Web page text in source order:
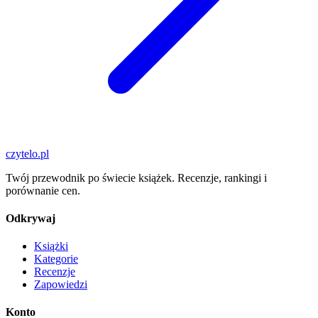
czytelo.pl
Twój przewodnik po świecie książek. Recenzje, rankingi i
porównanie cen.
Odkrywaj
Książki
Kategorie
Recenzje
Zapowiedzi
Konto